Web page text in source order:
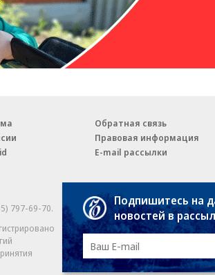
Обратная связь
Правовая информация
E-mail рассылки
797-69-70.
Партнерские проекты/
«Промо» и «Официальное
На kommersant.ru
Подпишитесь на
новостей в